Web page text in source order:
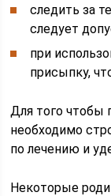
следить за
следует
при
присыпку,
Для того чтобы
необходимо
по лечению и
Некоторые